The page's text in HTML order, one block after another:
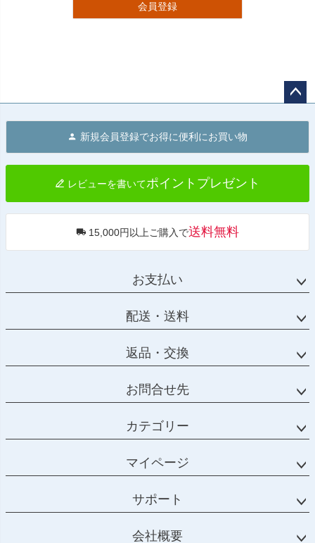
会員登録
へ
新規会員登録でお得に便利にお買い物
レビューを書いてポイントプレゼント
15,000円以上ご購入で送料無料
お支払い
配送・送料
返品・交換
お問合せ先
カテゴリー
マイページ
サポート
会社概要